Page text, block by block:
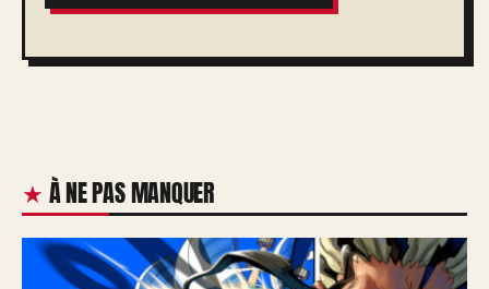
À NE PAS MANQUER